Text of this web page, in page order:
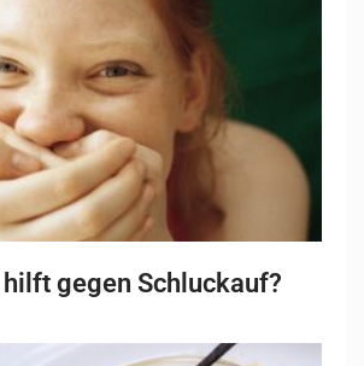
gegen Schluckauf?